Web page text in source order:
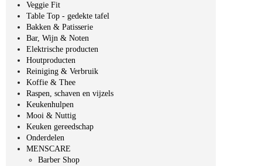
Veggie Fit
Table Top - gedekte tafel
Bakken & Patisserie
Bar, Wijn & Noten
Elektrische producten
Houtproducten
Reiniging & Verbruik
Koffie & Thee
Raspen, schaven en vijzels
Keukenhulpen
Mooi & Nuttig
Keuken gereedschap
Onderdelen
MENSCARE
Barber Shop